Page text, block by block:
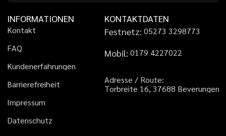
INFORMATIONEN
Kontakt
FAQ
Kundenerfahrungen
Barrierefreiheit
Impressum
Datenschutz
KONTAKTDATEN
Festnetz: 05273 3298773
Mobil: 01 79 4227022
Adresse / Route:
Torbreite 16, 37688 Beverungen